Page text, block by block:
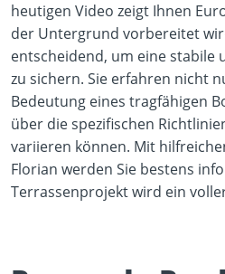
heutigen Video zeigt Ihnen
der Untergrund vorbereitet
entscheidend, um eine stabile
zu sichern. Sie erfahren nicht
Bedeutung eines tragfähigen
über die spezifischen
variieren können. Mit
Florian werden Sie bestens
Terrassenprojekt wird ein